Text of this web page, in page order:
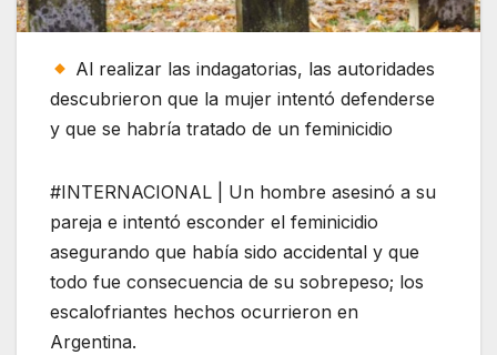
Al realizar las indagatorias, las autoridades
descubrieron que la mujer intentó defenderse
y que se habría tratado de un feminicidio
#INTERNACIONAL | Un hombre asesinó a su
pareja e intentó esconder el feminicidio
asegurando que había sido accidental y que
todo fue consecuencia de su sobrepeso; los
escalofriantes hechos ocurrieron en
Argentina.